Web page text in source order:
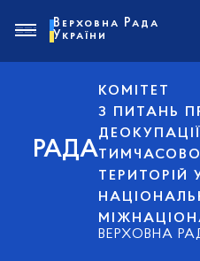
РАДА
КОМІТЕТ
З ПИТАНЬ
ДЕОКУПАЦІЇ
ТЕРИТОРІЙ
ВЕРХОВНА
Верховна Рада
України